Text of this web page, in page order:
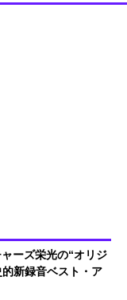
ーズ栄光の“オリジ
新録音ベスト・ア